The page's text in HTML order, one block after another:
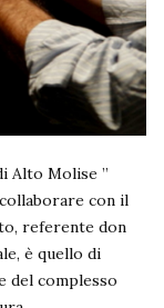
Alto Molise ”
con il
referente don
è quello di
del complesso